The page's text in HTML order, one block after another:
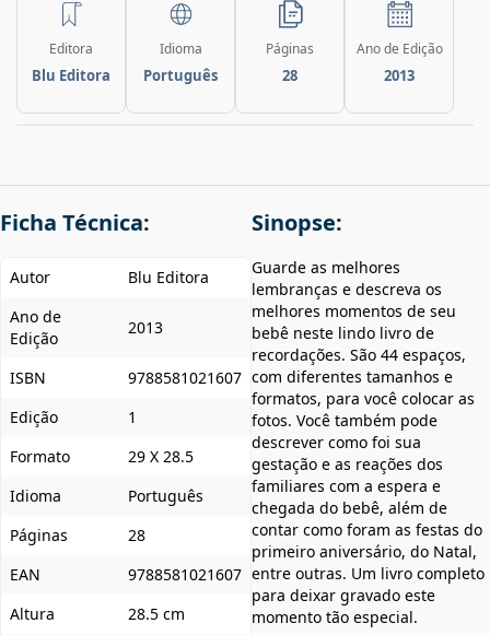
Editora
Blu Editora
Idioma
Português
Páginas
28
Ano de Edição
2013
Ficha Técnica:
Autor
Blu Editora
Ano de
Edição
2013
ISBN
9788581021607
Edição
1
Formato
29 X 28.5
Idioma
Português
Páginas
28
EAN
9788581021607
Altura
28.5 cm
Sinopse:
Guarde as melhores
lembranças e descreva os
melhores momentos de seu
bebê neste lindo livro de
recordações. São 44 espaços,
com diferentes tamanhos e
formatos, para você colocar as
fotos. Você também pode
descrever como foi sua
gestação e as reações dos
familiares com a espera e
chegada do bebê, além de
contar como foram as festas do
primeiro aniversário, do Natal,
entre outras. Um livro completo
para deixar gravado este
momento tão especial.